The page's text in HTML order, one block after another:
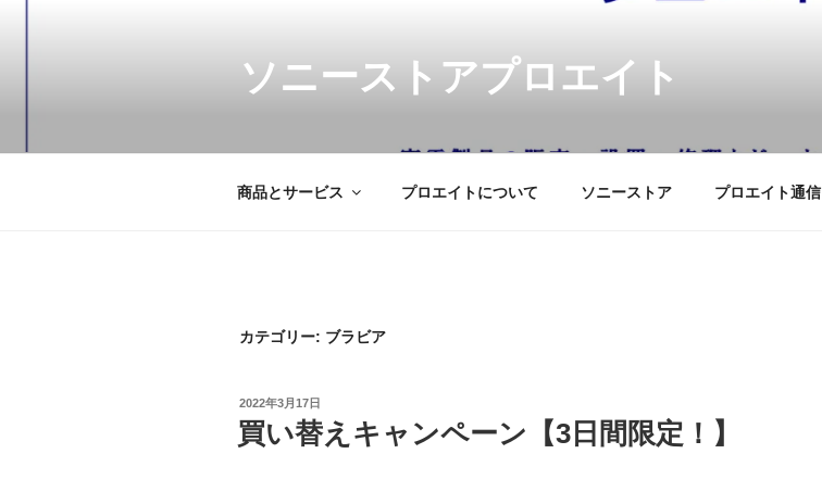
ソニーストアプロエイト
商品とサービス プロエイトについて ソニーストア プロエイト通信
カテゴリー: ブラビア
投
稿
日:
2022年3月17日
買い替えキャンペーン【3日間限定！】